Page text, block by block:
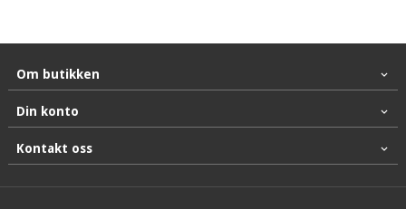
Om butikken
Din konto
Kontakt oss